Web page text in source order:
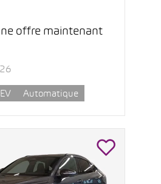
offre maintenant
Automatique